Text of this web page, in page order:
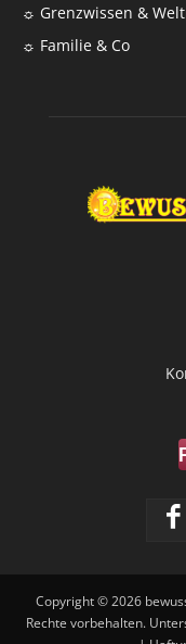
☼ Grenzwissen &
☼ Familie & Co
Copyright © 2026
Rechte vorbehalten.